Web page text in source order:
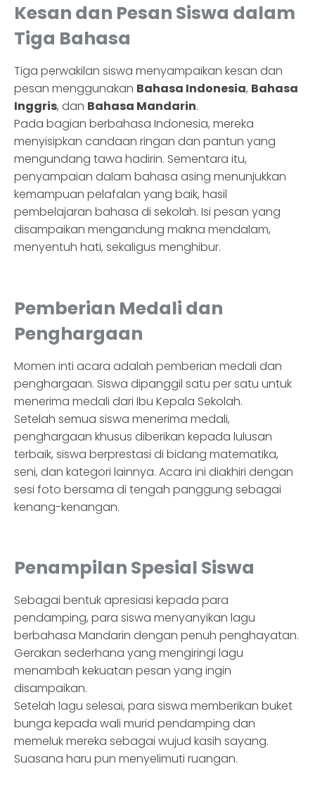
Kesan dan Pesan Siswa dalam
Tiga Bahasa
Tiga perwakilan siswa menyampaikan kesan dan
pesan menggunakan Bahasa Indonesia, Bahasa
Inggris, dan Bahasa Mandarin.
Pada bagian berbahasa Indonesia, mereka
menyisipkan candaan ringan dan pantun yang
mengundang tawa hadirin. Sementara itu,
penyampaian dalam bahasa asing menunjukkan
kemampuan pelafalan yang baik, hasil
pembelajaran bahasa di sekolah. Isi pesan yang
disampaikan mengandung makna mendalam,
menyentuh hati, sekaligus menghibur.
Pemberian Medali dan
Penghargaan
Momen inti acara adalah pemberian medali dan
penghargaan. Siswa dipanggil satu per satu untuk
menerima medali dari Ibu Kepala Sekolah.
Setelah semua siswa menerima medali,
penghargaan khusus diberikan kepada lulusan
terbaik, siswa berprestasi di bidang matematika,
seni, dan kategori lainnya. Acara ini diakhiri dengan
sesi foto bersama di tengah panggung sebagai
kenang-kenangan.
Penampilan Spesial Siswa
Sebagai bentuk apresiasi kepada para
pendamping, para siswa menyanyikan lagu
berbahasa Mandarin dengan penuh penghayatan.
Gerakan sederhana yang mengiringi lagu
menambah kekuatan pesan yang ingin
disampaikan.
Setelah lagu selesai, para siswa memberikan buket
bunga kepada wali murid pendamping dan
memeluk mereka sebagai wujud kasih sayang.
Suasana haru pun menyelimuti ruangan.